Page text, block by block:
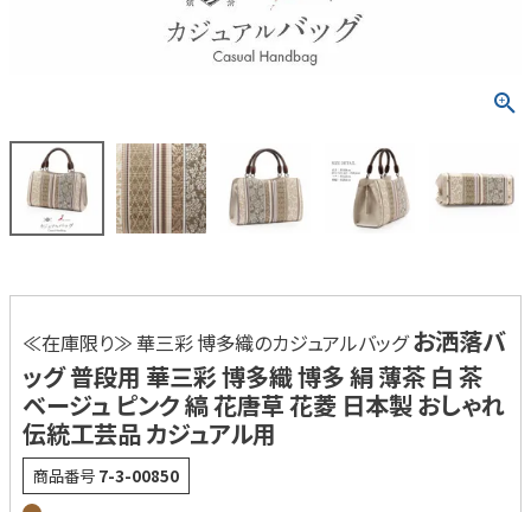
≪在庫限り≫ 華三彩 博多織のカジュアルバッグ お洒落バ
ッグ 普段用 華三彩 博多織 博多 絹 薄茶 白 茶
ベージュ ピンク 縞 花唐草 花菱 日本製 おしゃれ
伝統工芸品 カジュアル用
商品番号 7-3-00850